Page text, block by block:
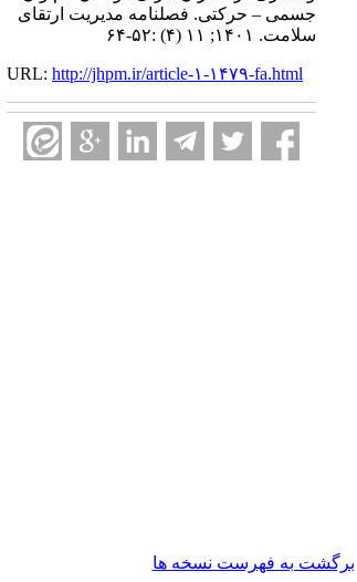
جسمی – حرکتی. فصلنامه مدیریت ارتقای
سلامت. ۱۴۰۱; ۱۱ (۴) :۵۲-۶۴
URL: http://jhpm.ir/article-۱-۱۴۷۹-fa.html
برگشت به فهرست نسخه ها